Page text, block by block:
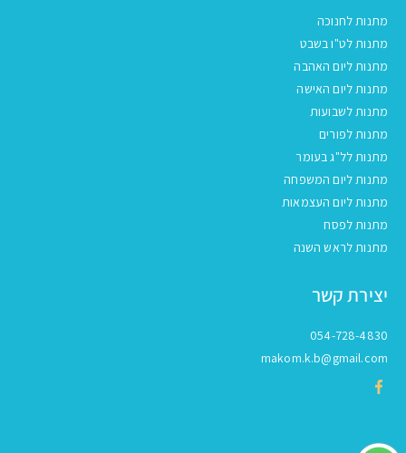
מתנות לחנוכה
מתנות לט"ו בשבט
מתנות ליום האהבה
מתנות ליום האישה
מתנות לשבועות
מתנות לפורים
מתנות לל"ג בעומר
מתנות ליום המשפחה
מתנות ליום העצמאות
מתנות לפסח
מתנות לראש השנה
יצירת קשר
054-728-4830
makom.k.b@gmail.com